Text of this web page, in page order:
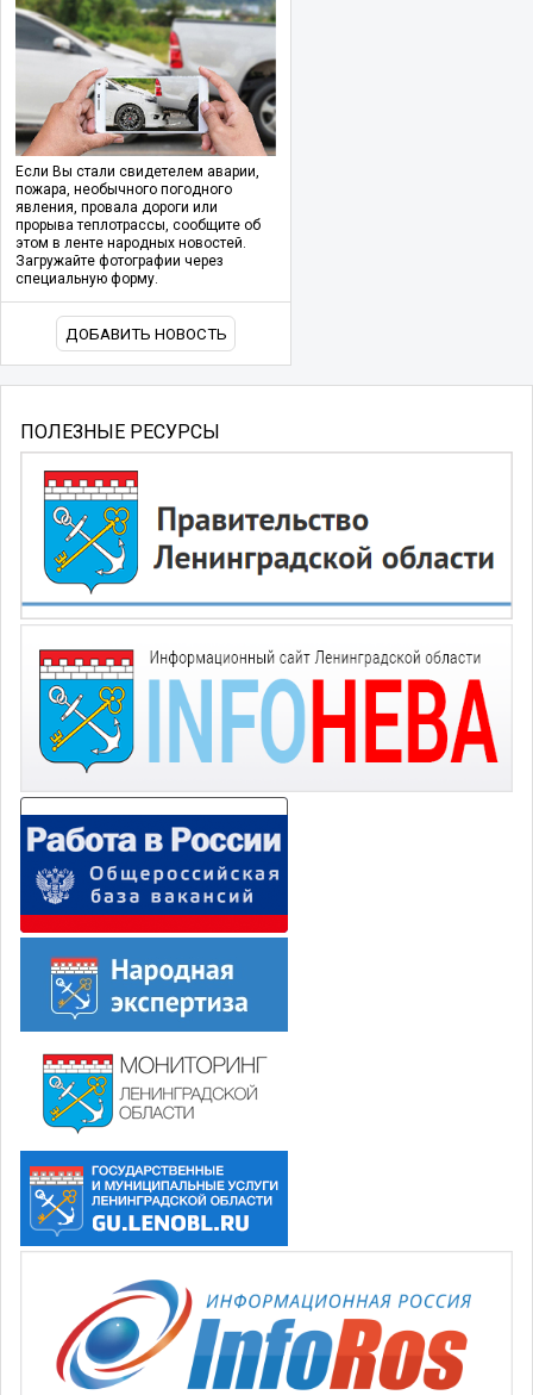
Если Вы стали свидетелем аварии,
пожара, необычного погодного
явления, провала дороги или
прорыва теплотрассы, сообщите об
этом в ленте народных новостей.
Загружайте фотографии через
специальную форму.
ДОБАВИТЬ НОВОСТЬ
ПОЛЕЗНЫЕ РЕСУРСЫ